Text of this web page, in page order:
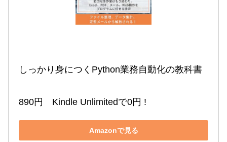
しっかり身につくPython業務自動化の教科書
890円　Kindle Unlimitedで0円 !
Amazonで見る